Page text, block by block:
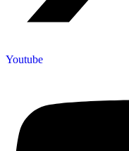
Youtube